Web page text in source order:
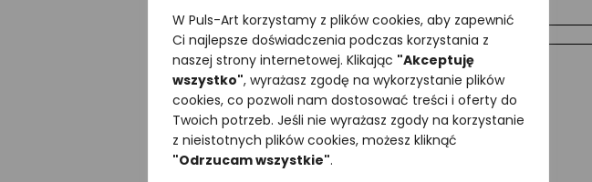
W Puls-Art korzystamy z plików cookies, aby zapewnić
Ci najlepsze doświadczenia podczas korzystania z
naszej strony internetowej. Klikając "Akceptuję
wszystko", wyrażasz zgodę na wykorzystanie plików
cookies, co pozwoli nam dostosować treści i oferty do
Twoich potrzeb. Jeśli nie wyrażasz zgody na korzystanie
z nieistotnych plików cookies, możesz kliknąć
"Odrzucam wszystkie".
E-mail
Wiadomość